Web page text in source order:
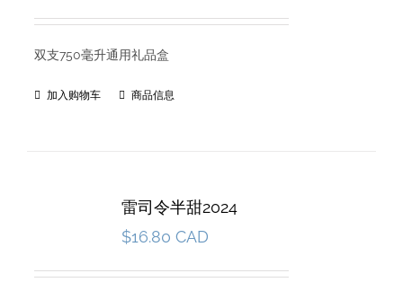
双支750毫升通用礼品盒
加入购物车 商品信息
雷司令半甜2024
$16.80 CAD